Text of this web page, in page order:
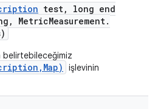
test,
long end
, MetricMeasurement.
belirtebileceğimiz
işlevinin